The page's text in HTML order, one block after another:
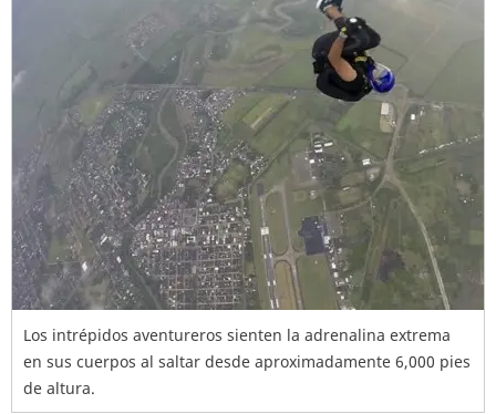
Los intrépidos aventureros sienten la adrenalina extrema
en sus cuerpos al saltar desde aproximadamente 6,000 pies
de altura.